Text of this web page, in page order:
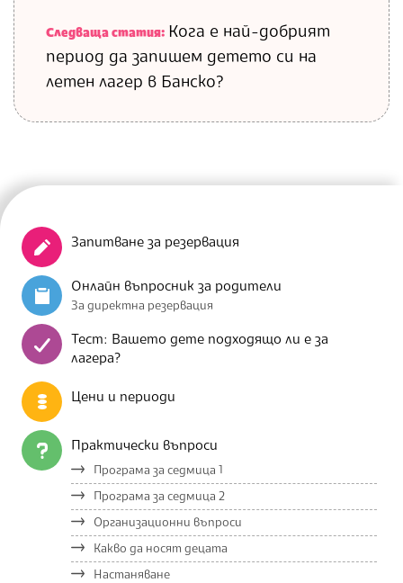
Следваща статия: Кога е най-добрият
период да запишем детето си на
летен лагер в Банско?
Запитване за резервация
Онлайн въпросник за родители
За директна резервация
Тест: Вашето дете подходящо ли е за
лагера?
Цени и периоди
Практически въпроси
Програма за седмица 1
Програма за седмица 2
Организационни въпроси
Какво да носят децата
Настаняване